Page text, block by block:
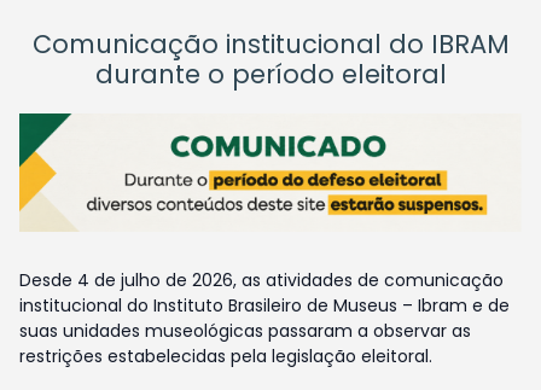
Comunicação institucional do IBRAM
durante o período eleitoral
Desde 4 de julho de 2026, as atividades de comunicação
institucional do Instituto Brasileiro de Museus – Ibram e de
suas unidades museológicas passaram a observar as
restrições estabelecidas pela legislação eleitoral.